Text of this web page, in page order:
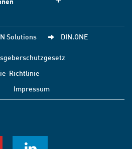
Solutions DIN.ONE
Richtlinie
Impressum